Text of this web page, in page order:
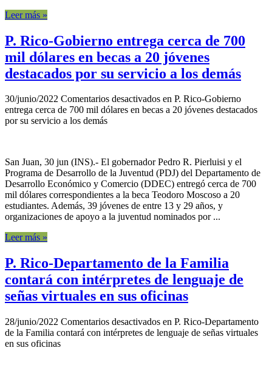
Leer más »
P. Rico-Gobierno entrega cerca de 700
mil dólares en becas a 20 jóvenes
destacados por su servicio a los demás
30/junio/2022 Comentarios desactivados en P. Rico-Gobierno
entrega cerca de 700 mil dólares en becas a 20 jóvenes destacados
por su servicio a los demás
San Juan, 30 jun (INS).- El gobernador Pedro R. Pierluisi y el
Programa de Desarrollo de la Juventud (PDJ) del Departamento de
Desarrollo Económico y Comercio (DDEC) entregó cerca de 700
mil dólares correspondientes a la beca Teodoro Moscoso a 20
estudiantes. Además, 39 jóvenes de entre 13 y 29 años, y
organizaciones de apoyo a la juventud nominados por ...
Leer más »
P. Rico-Departamento de la Familia
contará con intérpretes de lenguaje de
señas virtuales en sus oficinas
28/junio/2022 Comentarios desactivados en P. Rico-Departamento
de la Familia contará con intérpretes de lenguaje de señas virtuales
en sus oficinas